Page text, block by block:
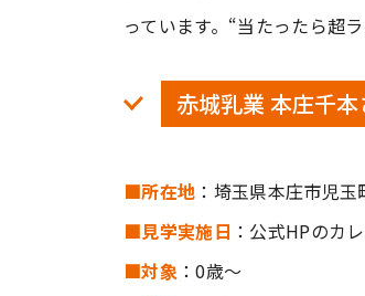
っています。“当たったら超
赤城乳業 本庄千
■所在地 ：埼玉県本庄市児
■見学実施日 ：公式HPのカ
■対象：0歳～